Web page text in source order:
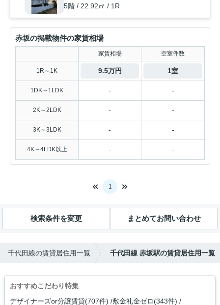
5階 / 22.92㎡ / 1R
赤坂の掲載物件の家賃相場
家賃相場 空室件数
1R～1K 9.5万円 1室
1DK～1LDK - -
2K～2LDK - -
3K～3LDK - -
4K～4LDK以上 - -
1
検索条件を変更 まとめてお問い合わせ
千代田線の賃貸居住用一覧 千代田線 赤坂駅の賃貸居住用一覧
おすすめこだわり特集
デザイナーズor分譲賃貸(707件) 敷金礼金ゼロ(343件)